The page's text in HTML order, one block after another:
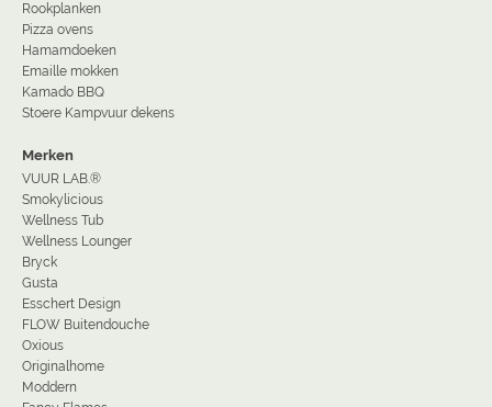
Rookplanken
Pizza ovens
Hamamdoeken
Emaille mokken
Kamado BBQ
Stoere Kampvuur dekens
Merken
VUUR LAB.®
Smokylicious
Wellness Tub
Wellness Lounger
Bryck
Gusta
Esschert Design
FLOW Buitendouche
Oxious
Originalhome
Moddern